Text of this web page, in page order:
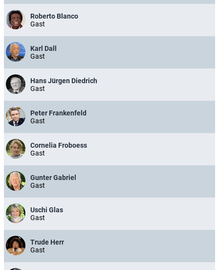
Roberto Blanco
Gast
Karl Dall
Gast
Hans Jürgen Diedrich
Gast
Peter Frankenfeld
Gast
Cornelia Froboess
Gast
Gunter Gabriel
Gast
Uschi Glas
Gast
Trude Herr
Gast